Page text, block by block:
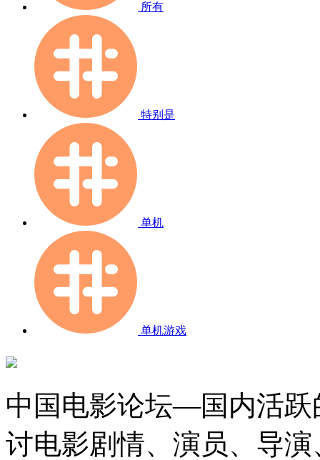
所有
特别是
单机
单机游戏
中国电影论坛—国内活跃
讨电影剧情、演员、导